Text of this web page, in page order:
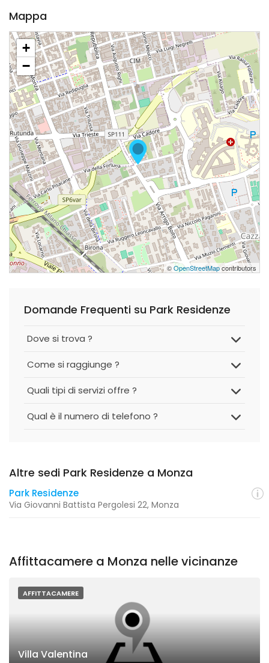
Mappa
+
−
©OpenStreetMapcontributors
Domande Frequenti su Park Residenze
Dove si trova ?
Come si raggiunge ?
Quali tipi di servizi offre ?
Qual è il numero di telefono ?
Altre sedi Park Residenze a Monza
Park Residenze
Via Giovanni Battista Pergolesi 22, Monza
Affittacamere a Monza nelle vicinanze
AFFITTACAMERE
Villa Valentina